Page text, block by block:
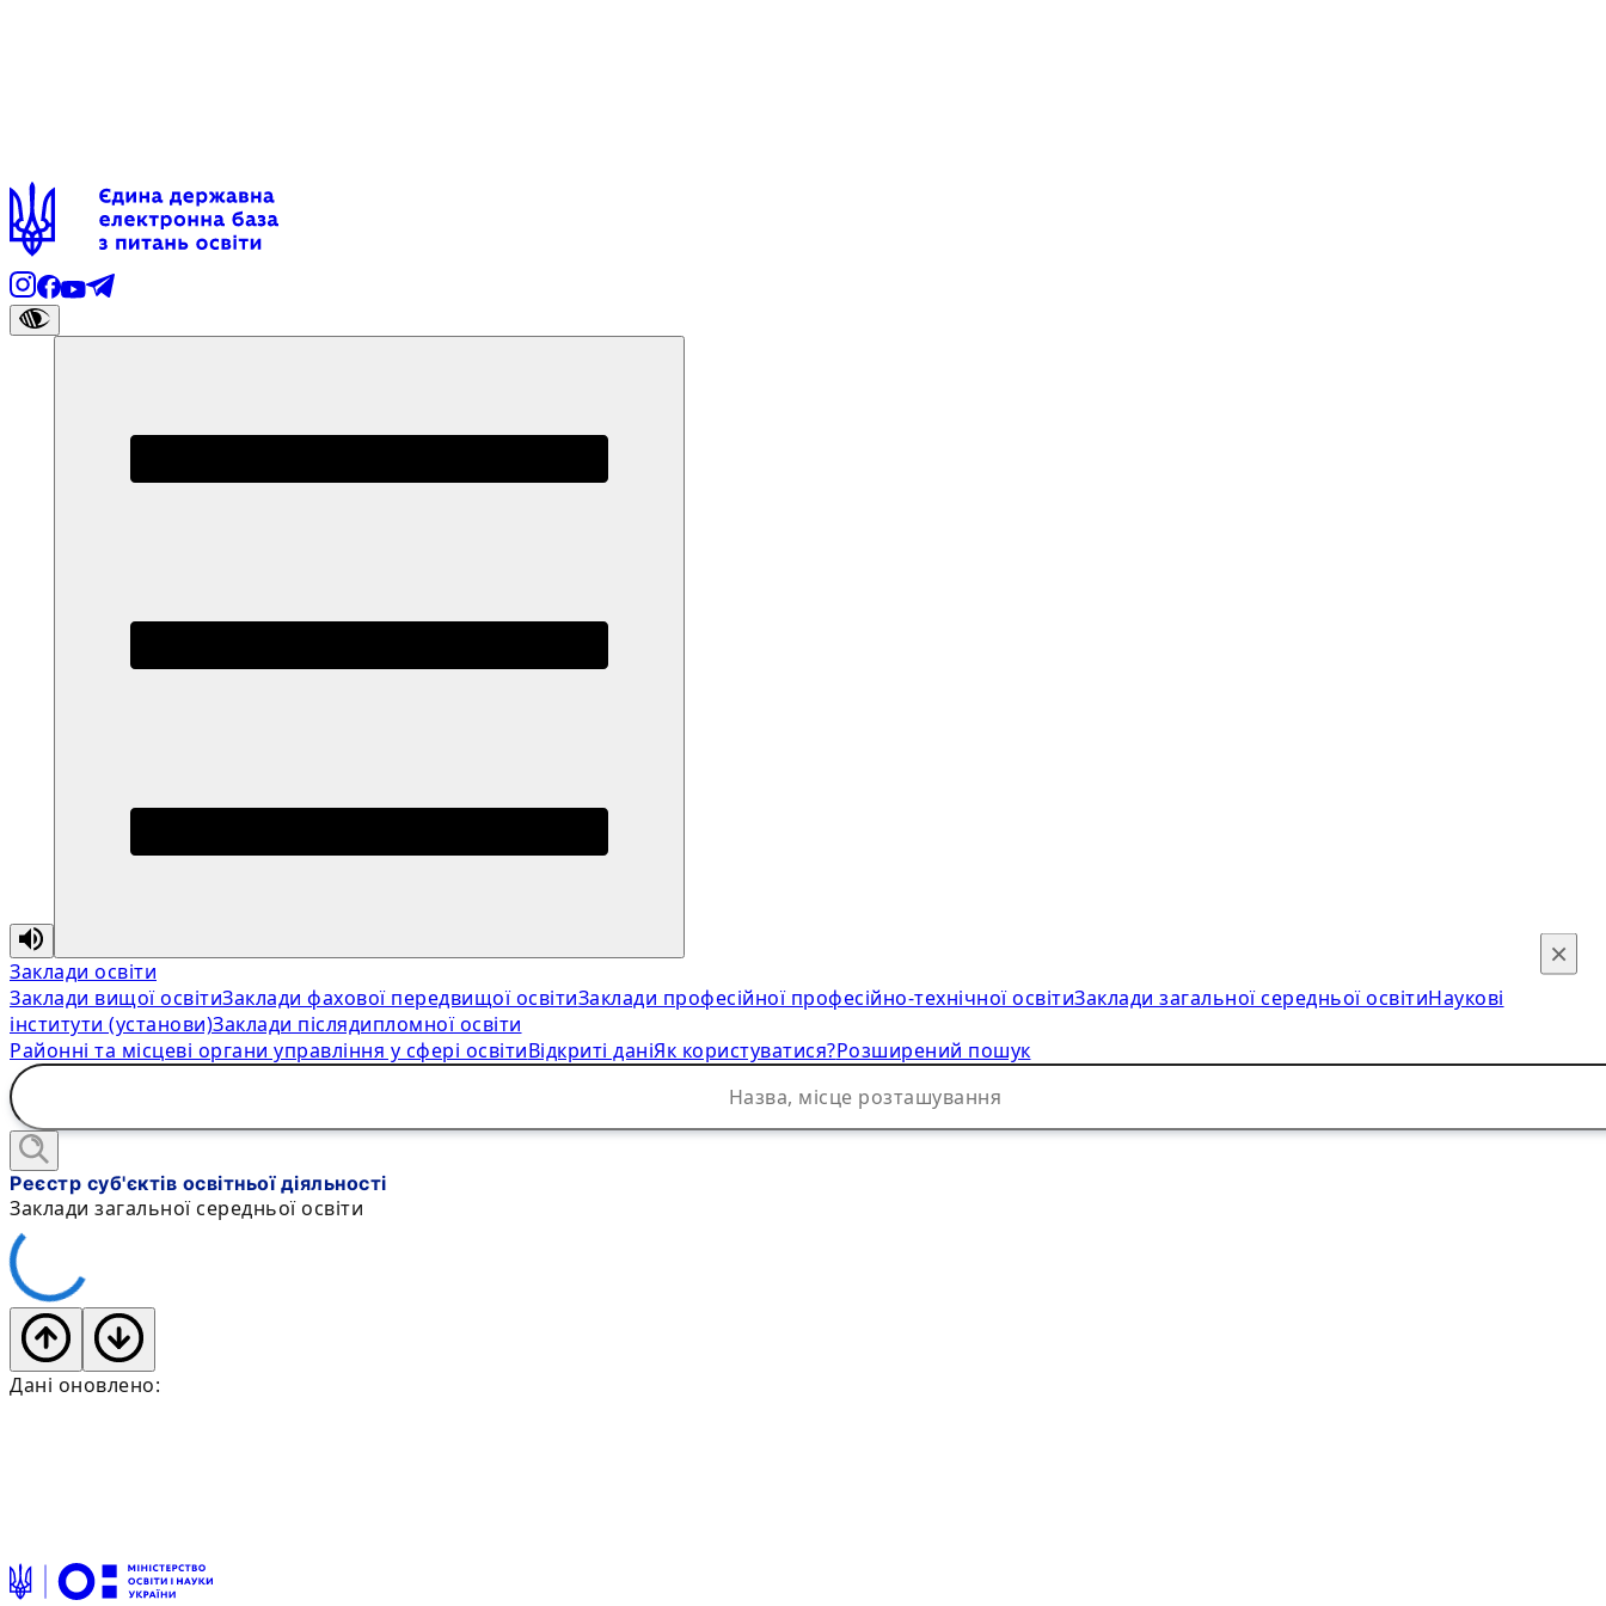
Заклади освіти
Заклади вищої освітиЗаклади фахової передвищої освітиЗаклади професійної професійно-технічної освітиЗаклади загальної середньої освітиНаукові
інститути (установи)Заклади післядипломної освіти
Районні та місцеві органи управління у сфері освітиВідкриті даніЯк користуватися?Розширений пошук
×
Реєстр суб'єктів освітньої діяльності
Заклади загальної середньої освіти
Дані оновлено: